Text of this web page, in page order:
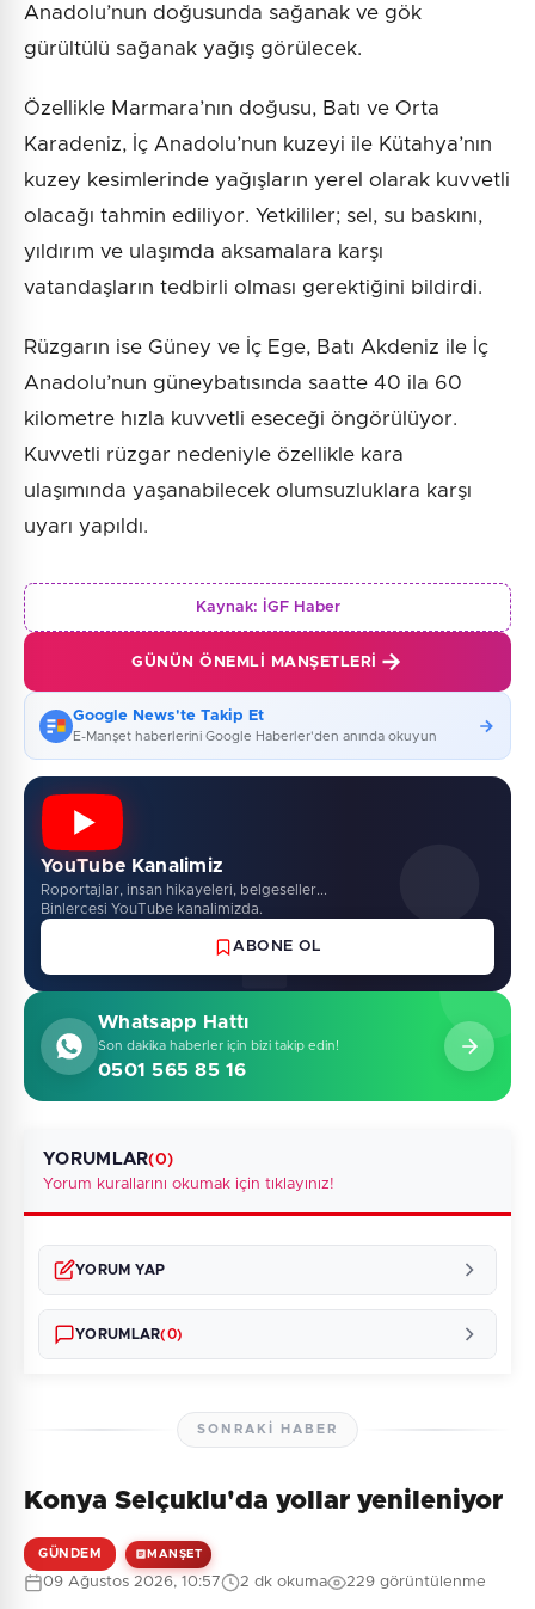
Anadolu’nun doğusunda sağanak ve gök
gürültülü sağanak yağış görülecek.
Özellikle Marmara’nın doğusu, Batı ve Orta
Karadeniz, İç Anadolu’nun kuzeyi ile Kütahya’nın
kuzey kesimlerinde yağışların yerel olarak kuvvetli
olacağı tahmin ediliyor. Yetkililer; sel, su baskını,
yıldırım ve ulaşımda aksamalara karşı
vatandaşların tedbirli olması gerektiğini bildirdi.
Rüzgarın ise Güney ve İç Ege, Batı Akdeniz ile İç
Anadolu’nun güneybatısında saatte 40 ila 60
kilometre hızla kuvvetli eseceği öngörülüyor.
Kuvvetli rüzgar nedeniyle özellikle kara
ulaşımında yaşanabilecek olumsuzluklara karşı
uyarı yapıldı.
Kaynak: İGF Haber
GÜNÜN ÖNEMLI MANŞETLERI
Google News'te Takip Et
E-Manşet haberlerini Google Haberler'den anında okuyun
YouTube Kanalimiz
Roportajlar, insan hikayeleri, belgeseller...
Binlercesi YouTube kanalimizda.
ABONE OL
Whatsapp Hattı
Son dakika haberler için bizi takip edin!
0501 565 85 16
YORUMLAR(0)
Yorum kurallarını okumak için tıklayınız!
YORUM YAP
YORUMLAR(0)
Henüz yorum yapılmamış. İlk yorumu siz yapın!
SONRAKI HABER
Konya Selçuklu'da yollar yenileniyor
GÜNDEM MANŞET
09 Ağustos 2026, 10:57 2 dk okuma 229 görüntülenme